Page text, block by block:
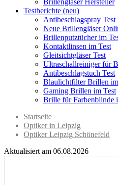
Brillengläser Hersteller
Testberichte (neu)
Antibeschlagspray
Neue Brillengläser
Brillenputztücher im
Kontaktlinsen im Test
Gleitsichtgläser Test
Ultraschallreiniger für
Antibeschlagstuch Test
Blaulichtfilter Brillen
Gaming Brillen im Test
Brille für Farbenblinde
Startseite
Optiker in Leipzig
Optiker Leipzig Schönefeld
Aktualisiert am 06.08.2026